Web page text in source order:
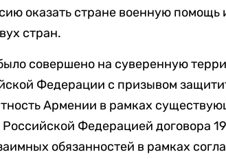
оказать стране военную помощь
стран.
совершено на суверенную
Федерации с призывом
Армении в рамках
Федерацией договора
обязанностей в рамках